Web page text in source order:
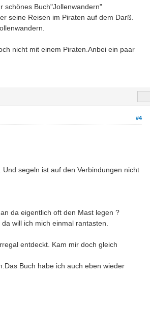
schönes Buch"Jollenwandern"
seine Reisen im Piraten auf dem Darß.
nicht mit einem Piraten.Anbei ein paar
#4
segeln ist auf den Verbindungen nicht
da eigentlich oft den Mast legen ?
will ich mich einmal rantasten.
entdeckt. Kam mir doch gleich
Buch habe ich auch eben wieder